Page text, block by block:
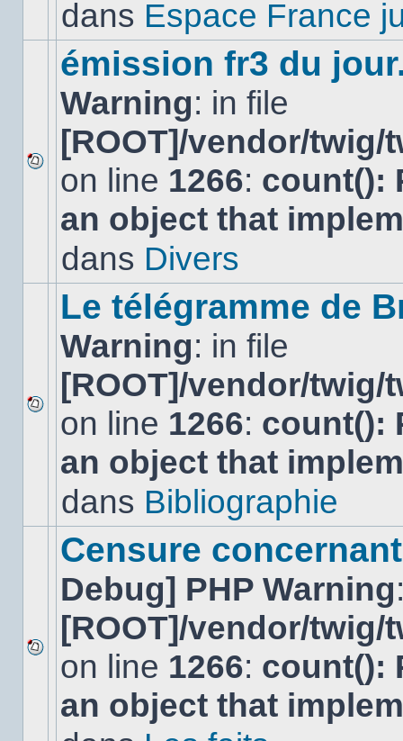
dans
sujet.
dans Espace France
Aucun
nouveau
message
non-
dans
émission fr3 du
Warning: in file
[ROOT]/vendor/
on line 1266: count():
an object that
dans Divers
Aucun
nouveau
message
non-
dans
Le télégramme de
Warning: in file
[ROOT]/vendor/
on line 1266: count():
an object that
dans Bibliographie
Aucun
nouveau
message
non-
Censure
Debug] PHP Warning
[ROOT]/vendor/
on line 1266: count():
an object that